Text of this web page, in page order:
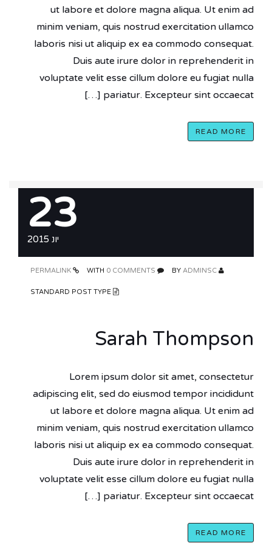
ut labore et dolore magna aliqua. Ut enim ad
minim veniam, quis nostrud exercitation ullamco
laboris nisi ut aliquip ex ea commodo consequat.
Duis aute irure dolor in reprehenderit in
voluptate velit esse cillum dolore eu fugiat nulla
pariatur. Excepteur sint occaecat […]
READ MORE
23
יונ 2015
ADMINSC
0 COMMENTS
Sarah Thompson
Lorem ipsum dolor sit amet, consectetur
adipiscing elit, sed do eiusmod tempor incididunt
ut labore et dolore magna aliqua. Ut enim ad
minim veniam, quis nostrud exercitation ullamco
laboris nisi ut aliquip ex ea commodo consequat.
Duis aute irure dolor in reprehenderit in
voluptate velit esse cillum dolore eu fugiat nulla
pariatur. Excepteur sint occaecat […]
READ MORE